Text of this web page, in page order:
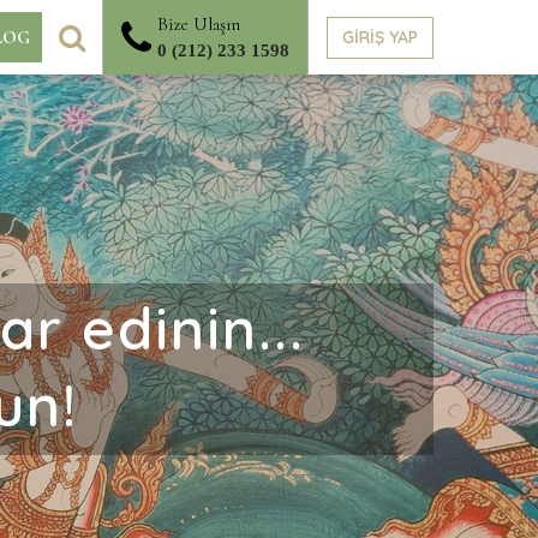
Bize Ulaşın
0 (212) 233 1598
GİRİŞ YAP
ARA
edinin...